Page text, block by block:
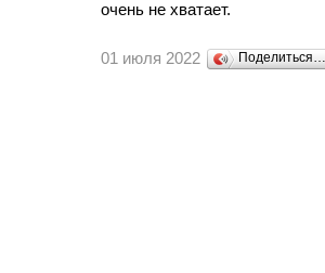
очень не хватает.
01 июля 2022